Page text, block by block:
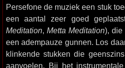
Persefone de muziek een stuk
een aantal zeer goed
Meditation, Metta Meditation), die
een adempauze gunnen. Los
klinkende stukken die
aanvoelen. Bij het